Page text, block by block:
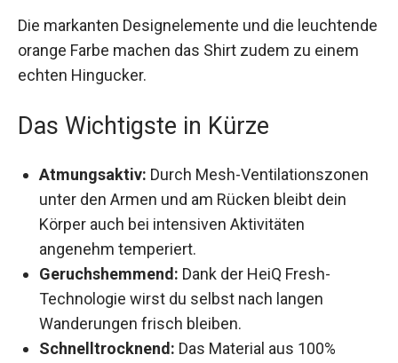
Die markanten Designelemente und die
leuchtende orange Farbe machen das Shirt
zudem zu einem echten Hingucker.
Das Wichtigste in Kürze
Atmungsaktiv: Durch Mesh-
Ventilationszonen unter den Armen und am
Rücken bleibt dein Körper auch bei intensiven
Aktivitäten angenehm temperiert.
Geruchshemmend: Dank der HeiQ Fresh-
Technologie wirst du selbst nach langen
Wanderungen frisch bleiben.